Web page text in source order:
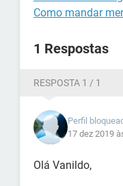
Como mandar
1 Respostas
RESPOSTA 1 / 1
Perfil
17 dez 2019
Olá Vanildo,